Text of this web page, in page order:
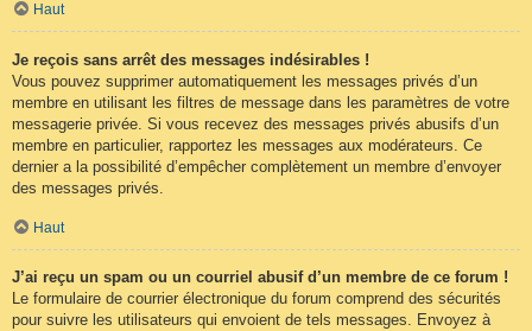
Haut
Je reçois sans arrêt des messages indésirables !
Vous pouvez supprimer automatiquement les messages privés d’un
membre en utilisant les filtres de message dans les paramètres de votre
messagerie privée. Si vous recevez des messages privés abusifs d’un
membre en particulier, rapportez les messages aux modérateurs. Ce
dernier a la possibilité d’empêcher complètement un membre d’envoyer
des messages privés.
Haut
J’ai reçu un spam ou un courriel abusif d’un membre de ce forum !
Le formulaire de courrier électronique du forum comprend des sécurités
pour suivre les utilisateurs qui envoient de tels messages. Envoyez à